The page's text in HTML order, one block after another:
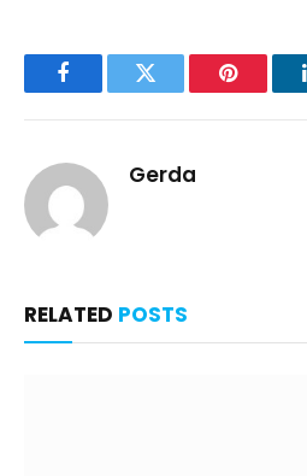
FacebookTwitter Pinterest
Gerda
RELATED POSTS